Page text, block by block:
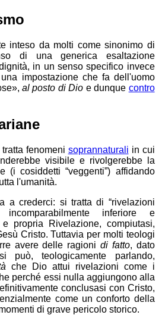
inteso da molti come sinonimo di
di una generica esaltazione
in un senso specifico invece
impostazione che fa dell'uomo
,al posto di Dio e dunque contro
fenomeni soprannaturali in cui
visibile e rivolgerebbe la
(i cosiddetti “veggenti”) affidando
l'umanità.
a crederci: si tratta di “rivelazioni
inferiore e
propria Rivelazione, compiutasi,
Cristo. Tuttavia per molti teologi
avere delle ragionidi fatto, dato
teologicamente parlando,
che Dio attui rivelazioni come i
perché essi nulla aggiungono alla
conclusasi con Cristo,
come un conforto della
di grave pericolo storico.